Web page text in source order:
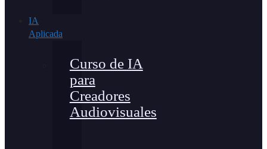
IA
Aplicada
Curso de IA
para
Creadores
Audiovisuales